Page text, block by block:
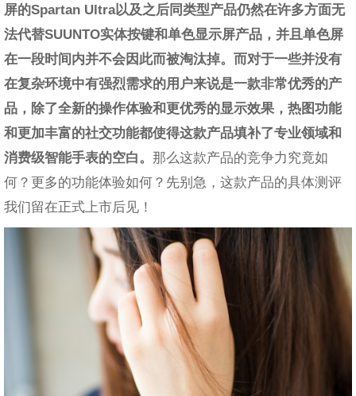
屏的Spartan Ultra以及之后同类型产品仍然在许多方面无
法代替SUUNTO实体按键和单色显示屏产品，并且单色屏
在一段时间内并不会因此而被淘汰掉。而对于一些并没有
在复杂环境中有强烈需求的用户来说是一款非常优秀的产
品，除了全新的操作体验和更优秀的显示效果，热图功能
和更加丰富的社交功能都使得这款产品填补了专业领域和
消费级智能手表的空白。 那么这款产品的竞争力究竟如
何？更多的功能体验如何？先别急，这款产品的具体测评
我们留在正式上市后见！